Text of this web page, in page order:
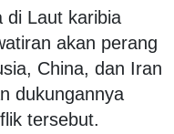
di Laut karibia
akan perang
China, dan Iran
dukungannya
tersebut.